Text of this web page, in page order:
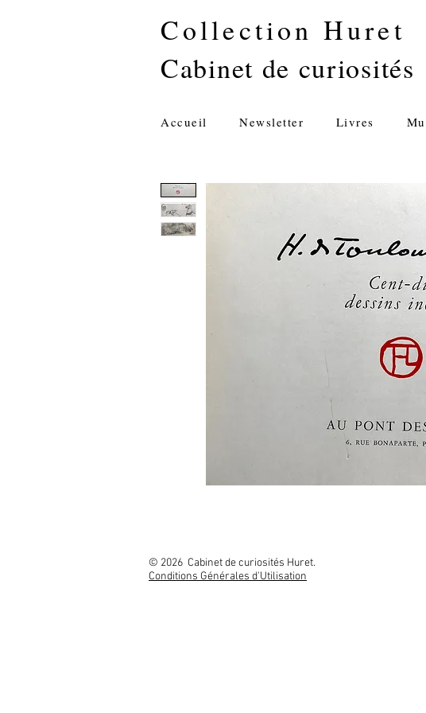
Collection Huret
Cabinet de curiosités
Accueil Newsletter Livres
© 2026 Cabinet de
Conditions Générales d'Utilisation